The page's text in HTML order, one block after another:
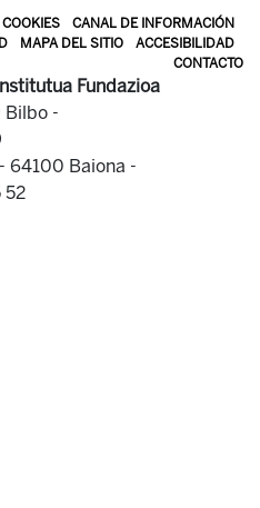
CANAL DE INFORMACIÓN
MAPA DEL SITIO
ACCESIBILIDAD
CONTACTO
Fundazioa
Bilbo -
64100 Baiona -
52